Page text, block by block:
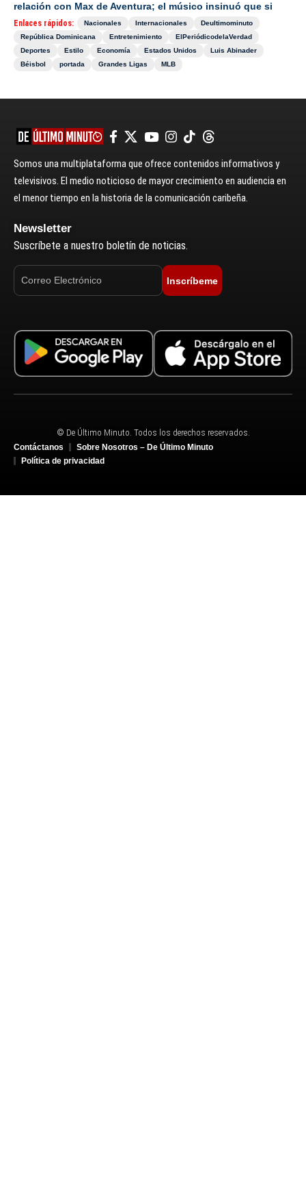
relación con Max de Aventura; el músico insinuó que si
Enlaces rápidos: Nacionales Internacionales
Deultimominuto
República Dominicana
Entretenimiento
ElPeriódicodelaVerdad
Deportes
Estilo Economía Estados Unidos
Luis Abinader
Béisbol
portada Grandes Ligas MLB
Somos una multiplataforma que ofrece contenidos informativos y
televisivos. El medio noticioso de mayor crecimiento en audiencia en
el menor tiempo en la historia de la comunicación caribeña.
Newsletter
Suscríbete a nuestro boletín de noticias.
Inscríbeme
© De Último Minuto. Todos los derechos reservados.
Contáctanos
Sobre Nosotros – De Último Minuto
Política de privacidad